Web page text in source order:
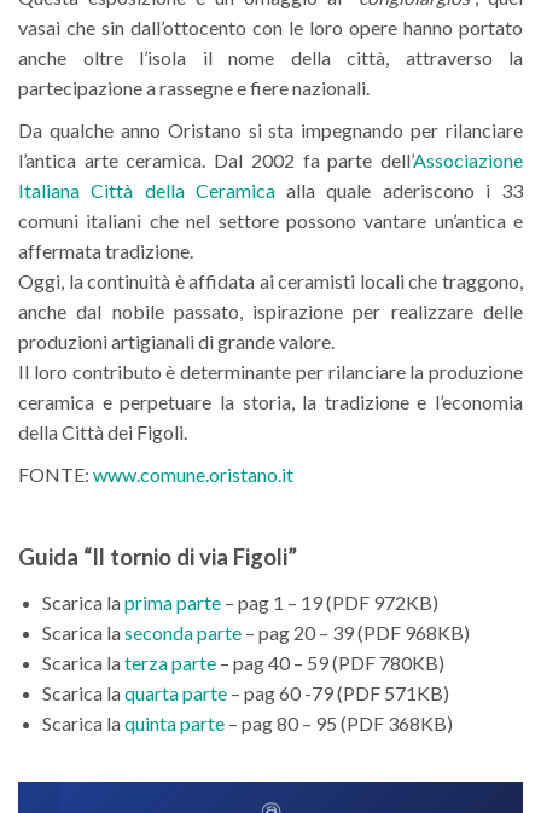
vasai che sin dall’ottocento con le loro opere hanno portato
anche oltre l’isola il nome della città, attraverso la
partecipazione a rassegne e fiere nazionali.
Da qualche anno Oristano si sta impegnando per rilanciare
l’antica arte ceramica. Dal 2002 fa parte dell’Associazione
Italiana Città della Ceramicaalla quale aderiscono i 33
comuni italiani che nel settore possono vantare un’antica e
affermata tradizione.
Oggi, la continuità è affidata ai ceramisti locali che traggono,
anche dal nobile passato, ispirazione per realizzare delle
produzioni artigianali di grande valore.
Il loro contributo è determinante per rilanciare la produzione
ceramica e perpetuare la storia, la tradizione e l’economia
della Città dei Figoli.
FONTE: www.comune.oristano.it
Guida “Il tornio di via Figoli”
Scarica laprima parte – pag 1 – 19 (PDF 972KB)
Scarica laseconda parte – pag 20 – 39 (PDF 968KB)
Scarica laterza parte – pag 40 – 59 (PDF 780KB)
Scarica laquarta parte – pag 60 -79 (PDF 571KB)
Scarica laquinta parte – pag 80 – 95 (PDF 368KB)